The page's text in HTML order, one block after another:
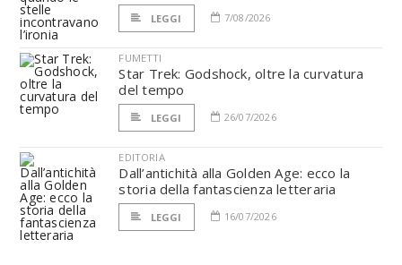
LEGGI 7/08/2026
FUMETTI
Star Trek: Godshock, oltre la curvatura
del tempo
LEGGI 26/07/2026
EDITORIA
Dall’antichità alla Golden Age: ecco la
storia della fantascienza letteraria
LEGGI 16/07/2026